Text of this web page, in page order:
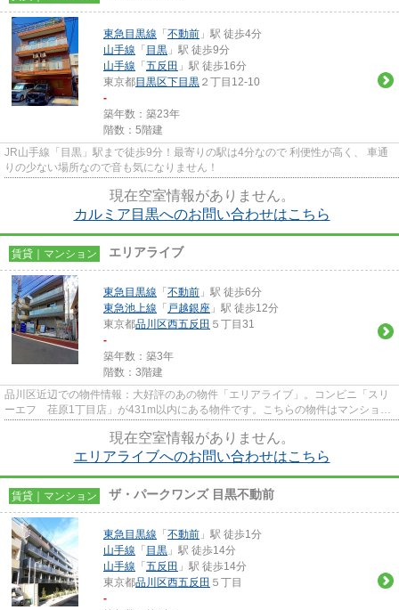
東急目黒線 「 不動前 」駅 徒歩4分
山手線 「 目黒 」駅 徒歩9分
山手線 「 五反田 」駅 徒歩16分
東京都目黒区下目黒 ２丁目12-10
-
築年数：築23年
階数：5階建
JR山手線「目黒」駅まで徒歩9分！最寄りの駅は4分なので 利便性が高く、 車通
りの少ない場所なので音も気になりません！
現在空室情報がありません。
カルミア目黒へのお問い合わせはこちら
賃貸｜マンション エリアライブ
東急目黒線 「 不動前 」駅 徒歩6分
東急池上線 「 戸越銀座 」駅 徒歩12分
東京都品川区西五反田 ５丁目31
-
築年数：築3年
階数：3階建
品川区近辺での物件情報：大好評のあの物件「エリアライブ」。コンビニ「スリ
ーエフ 荏原1丁目店」が431m以内にある物件です。こちらの物件はマンション
現在空室情報がありません。
エリアライブへのお問い合わせはこちら
賃貸｜マンション ザ・パークワンズ 目黒不動前
東急目黒線 「 不動前 」駅 徒歩1分
山手線 「 目黒 」駅 徒歩14分
山手線 「 五反田 」駅 徒歩14分
東京都品川区西五反田 ５丁目
-